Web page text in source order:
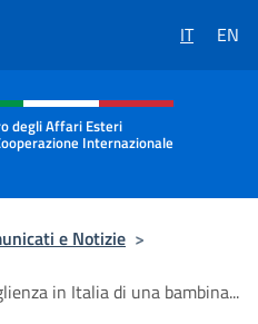
IT EN
e menù
degli Affari Esteri
Internazionale
e Notizie >
in Italia di una bambina...